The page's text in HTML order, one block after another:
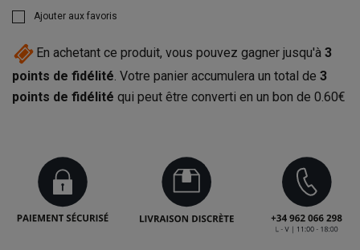
Ajouter aux favoris
En achetant ce produit, vous pouvez gagner jusqu'à 3
points de fidélité. Votre panier accumulera un total de 3
points de fidélité qui peut être converti en un bon de 0.60€